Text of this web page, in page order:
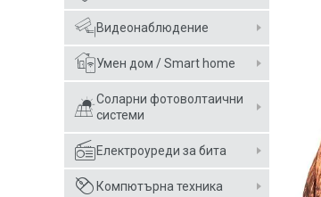
Видеонаблюдение
Умен дом / Smart home
Соларни фотоволтаични
системи
Електроуреди за бита
Компютърна техника